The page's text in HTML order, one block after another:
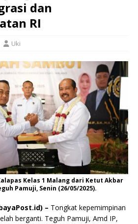
dan
RI
Uki
Kelas 1 Malang dari Ketut Akbar
Pamuji, Senin (26/05/2025).
– Tongkat kepemimpinan
berganti. Teguh Pamuji, Amd IP,